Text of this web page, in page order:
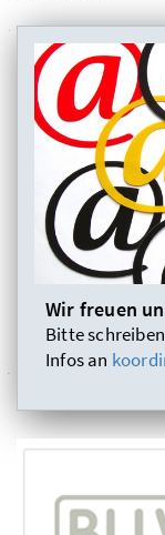
Wir freuen
Bitte
Infos an